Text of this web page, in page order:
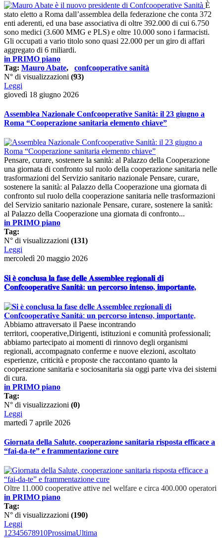
È
stato eletto a Roma dall’assemblea della federazione che conta 372
enti aderenti, ed una base associativa di oltre 392.000 di cui 6.750
sono medici (3.600 MMG e PLS) e oltre 10.000 sono i farmacisti.
Gli occupati a vario titolo sono quasi 22.000 per un giro di affari
aggregato di 6 miliardi.
in PRIMO piano
Tag: Mauro Abate, confcooperative sanità
N° di visualizzazioni (93)
Leggi
giovedì 18 giugno 2026
Assemblea Nazionale Confcooperative Sanità: il 23 giugno a
Roma “Cooperazione sanitaria elemento chiave”
Pensare, curare, sostenere la sanità: al Palazzo della Cooperazione
una giornata di confronto sul ruolo della cooperazione sanitaria nelle
trasformazioni del Servizio sanitario nazionale Pensare, curare,
sostenere la sanità: al Palazzo della Cooperazione una giornata di
confronto sul ruolo della cooperazione sanitaria nelle trasformazioni
del Servizio sanitario nazionale Pensare, curare, sostenere la sanità:
al Palazzo della Cooperazione una giornata di confronto...
in PRIMO piano
Tag:
N° di visualizzazioni (131)
Leggi
mercoledì 20 maggio 2026
𝐒𝐢 𝐞̀ 𝐜𝐨𝐧𝐜𝐥𝐮𝐬𝐚 𝐥𝐚 𝐟𝐚𝐬𝐞 𝐝𝐞𝐥𝐥𝐞 𝐀𝐬𝐬𝐞𝐦𝐛𝐥𝐞𝐞 𝐫𝐞𝐠𝐢𝐨𝐧𝐚𝐥𝐢 𝐝𝐢
𝐂𝐨𝐧𝐟𝐜𝐨𝐨𝐩𝐞𝐫𝐚𝐭𝐢𝐯𝐞 𝐒𝐚𝐧𝐢𝐭𝐚̀: 𝐮𝐧 𝐩𝐞𝐫𝐜𝐨𝐫𝐬𝐨 𝐢𝐧𝐭𝐞𝐧𝐬𝐨, 𝐢𝐦𝐩𝐨𝐫𝐭𝐚𝐧𝐭𝐞,
Abbiamo attraversato il Paese incontrando
territori, cooperative,Dirigenti, istituzioni e comunità professionali;
abbiamo partecipato ai momenti di rinnovo degli organismi
regionali, accompagnato conferme e nuove elezioni, ascoltato
esperienze, criticità e proposte che raccontano quanto la
cooperazione sanitaria e sociosanitaria sia oggi parte viva dei sistemi
di cura.
in PRIMO piano
Tag:
N° di visualizzazioni (0)
Leggi
martedì 7 aprile 2026
Giornata della Salute, cooperazione sanitaria risposta efficace a
“fai-da-te” e frammentazione cure
Oltre 11.000 cooperative attive nel welfare e circa 400.000 operatori
in PRIMO piano
Tag:
N° di visualizzazioni (190)
Leggi
12345678910ProssimaUltima